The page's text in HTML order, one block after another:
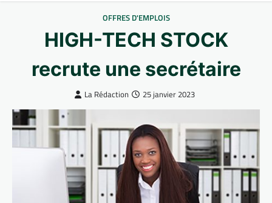
OFFRES D'EMPLOIS
HIGH-TECH STOCK
recrute une secrétaire
La Rédaction 25 janvier 2023